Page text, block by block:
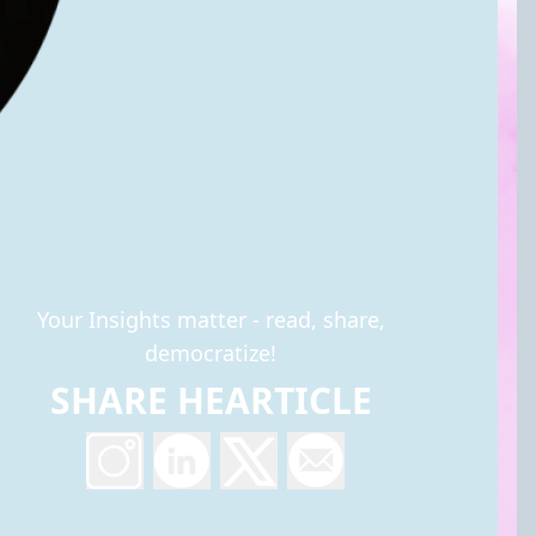
Your Insights matter - read, share,
democratize!
SHARE HEARTICLE